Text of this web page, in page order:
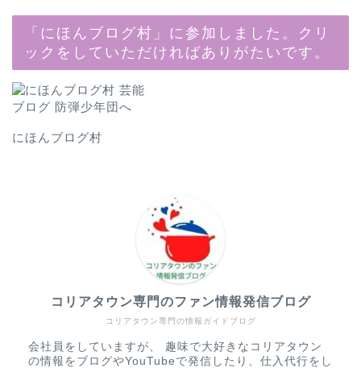
「にほんブログ村」に参加しました。クリ
ックをしていただければありがたいです。
にほんブログ村
コリアタウン専門の情報ガイドブログ
コリアタウン専門のファン情報発信ブログ
会社員をしていますが、 趣味で大好きなコリアタウン
の情報をブログやYouTubeで発信したり、仕入代行をし